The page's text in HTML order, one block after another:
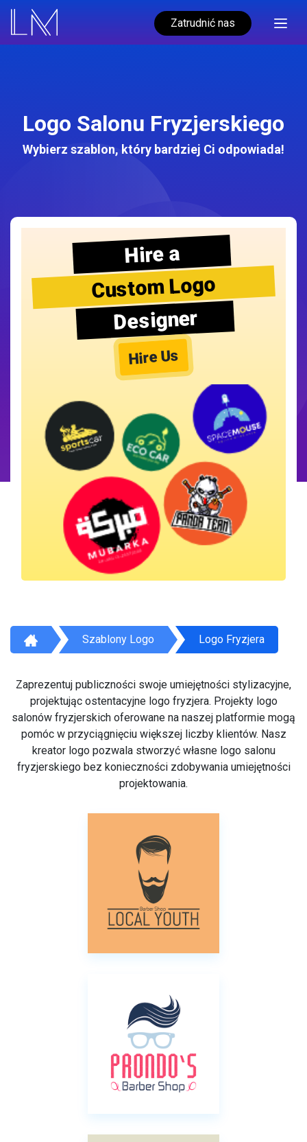
Zatrudnić nas
Logo Salonu Fryzjerskiego
Wybierz szablon, który bardziej Ci odpowiada!
Hire a
Custom Logo
Designer
Hire Us
Szablony Logo Logo Fryzjera
Zaprezentuj publiczności swoje umiejętności stylizacyjne,
projektując ostentacyjne logo fryzjera. Projekty logo
salonów fryzjerskich oferowane na naszej platformie mogą
pomóc w przyciągnięciu większej liczby klientów. Nasz
kreator logo pozwala stworzyć własne logo salonu
fryzjerskiego bez konieczności zdobywania umiejętności
projektowania.